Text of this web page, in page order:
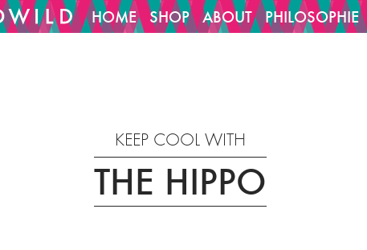
htdocs/cms/oCMS_cfg/project_config.incon line14
HOME SHOP ABOUT PHILOSOPHIE
KEEP COOL WITH
THE HIPPO